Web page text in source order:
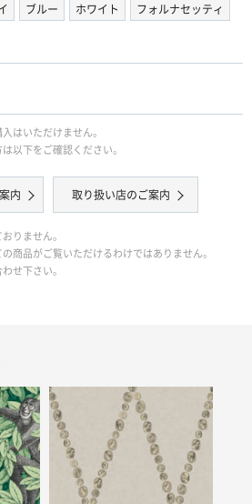
ブルー ホワイト
フォルナセッティ
はいただけません。
以下をご確認ください。
内 取り扱い店のご案内
りません。
商品がご覧いただけるわけではありません。
せ下さい。